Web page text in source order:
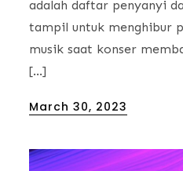
adalah daftar penyanyi
tampil untuk menghibur
musik saat konser
[…]
Posted
March 30, 2023